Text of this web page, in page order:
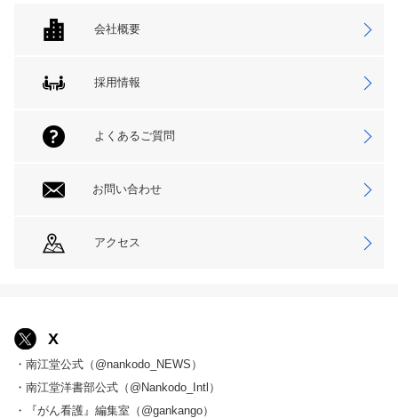
会社概要
採用情報
よくあるご質問
お問い合わせ
アクセス
X
・南江堂公式（@nankodo_NEWS）
・南江堂洋書部公式（@Nankodo_Intl）
・『がん看護』編集室（@gankango）